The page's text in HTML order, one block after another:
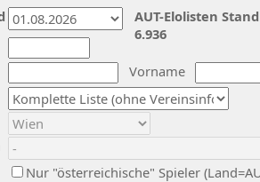
Vorname
Nur "österreichische" Spieler
AUT-Elolisten
6.936